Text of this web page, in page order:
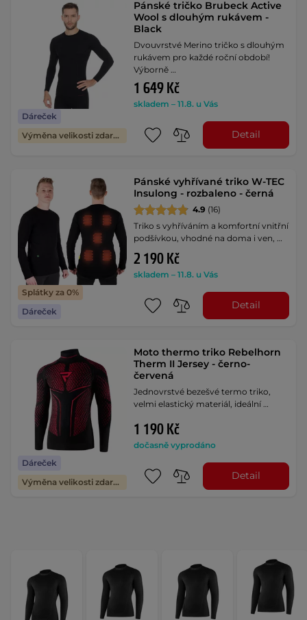
Dáreček
Výměna velikosti zdarma
Pánské tričko Brubeck Active
Wool s dlouhým rukávem -
Black
Dvouvrstvé Merino tričko s dlouhým
rukávem pro každé roční období!
Výborně …
1 649 Kč
skladem – 11.8. u Vás
Detail
Splátky za 0%
Dáreček
Pánské vyhřívané triko W-TEC
Insulong - rozbaleno - černá
4.9 (16)
Triko s vyhříváním a komfortní vnitřní
podšívkou, vhodné na doma i ven, …
2 190 Kč
skladem – 11.8. u Vás
Detail
Dáreček
Výměna velikosti zdarma
Moto thermo triko Rebelhorn
Therm II Jersey - černo-
červená
Jednovrstvé bezešvé termo triko,
velmi elastický materiál, ideální …
1 190 Kč
dočasně vyprodáno
Detail